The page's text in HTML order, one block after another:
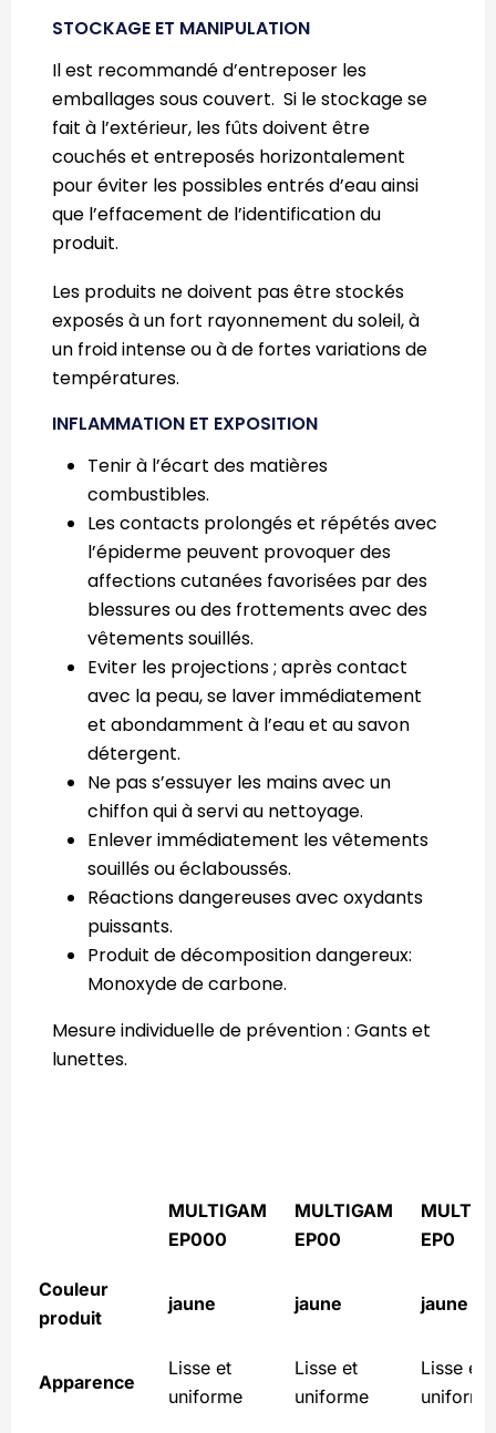
STOCKAGE ET MANIPULATION
Il est recommandé d’entreposer les
emballages sous couvert. Si le stockage se
fait à l’extérieur, les fûts doivent être
couchés et entreposés horizontalement
pour éviter les possibles entrés d’eau ainsi
que l’effacement de l’identification du
produit.
Les produits ne doivent pas être stockés
exposés à un fort rayonnement du soleil, à
un froid intense ou à de fortes variations de
températures.
INFLAMMATION ET EXPOSITION
Tenir à l’écart des matières
combustibles.
Les contacts prolongés et répétés avec
l’épiderme peuvent provoquer des
affections cutanées favorisées par des
blessures ou des frottements avec des
vêtements souillés.
Eviter les projections ; après contact
avec la peau, se laver immédiatement
et abondamment à l’eau et au savon
détergent.
Ne pas s’essuyer les mains avec un
chiffon qui à servi au nettoyage.
Enlever immédiatement les vêtements
souillés ou éclaboussés.
Réactions dangereuses avec oxydants
puissants.
Produit de décomposition dangereux:
Monoxyde de carbone.
Mesure individuelle de prévention : Gants et
lunettes.
MULTIGAM
EP000
MULTIGAM
EP00
EP0
Couleur
produit
jaune jaune jaune
Apparence
Lisse et
uniforme
Lisse et
uniforme
Lisse et
uniforme